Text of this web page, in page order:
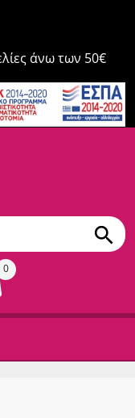
άνω των 50€
0